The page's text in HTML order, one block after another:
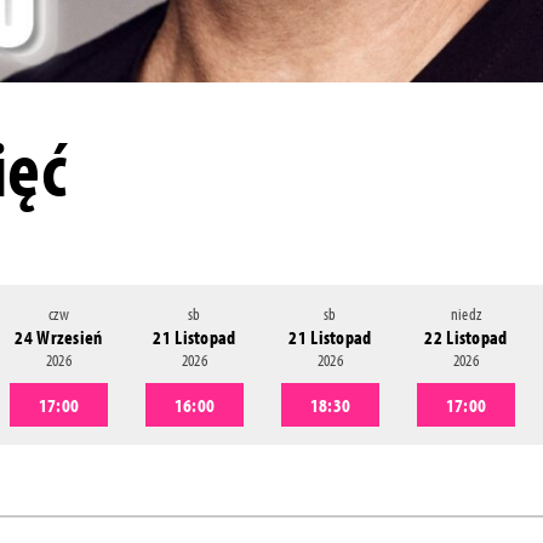
czw
24 Wrzesień
2026
17:00
sb
21 Listopad
2026
16:00
sb
21 Listopad
2026
18:30
niedz
22 Listopad
2026
17:00